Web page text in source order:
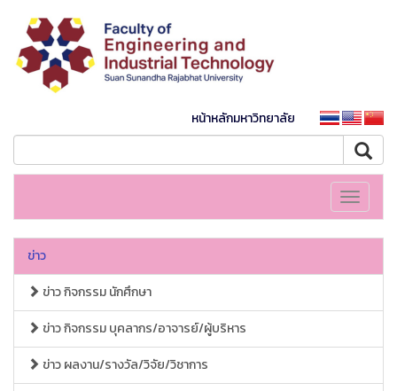
หน้าหลักมหาวิทยาลัย
Toggle
ข่าว
ข่าว กิจกรรม นักศึกษา
ข่าว กิจกรรม บุคลากร/อาจารย์/ผู้บริหาร
ข่าว ผลงาน/รางวัล/วิจัย/วิชาการ